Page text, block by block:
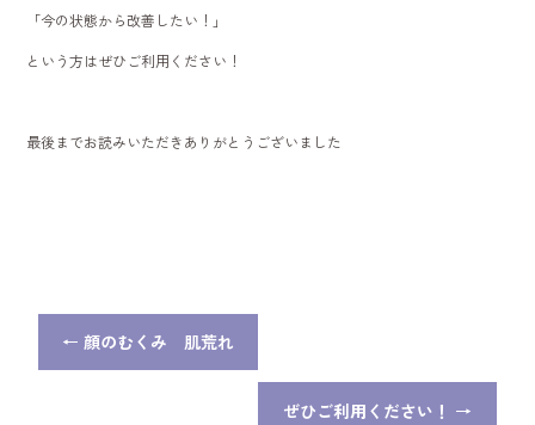
「今の状態から改善したい！」
という方はぜひご利用ください！
最後までお読みいただきありがとうございました
← 顔のむくみ 肌荒れ
ぜひご利用ください！ →